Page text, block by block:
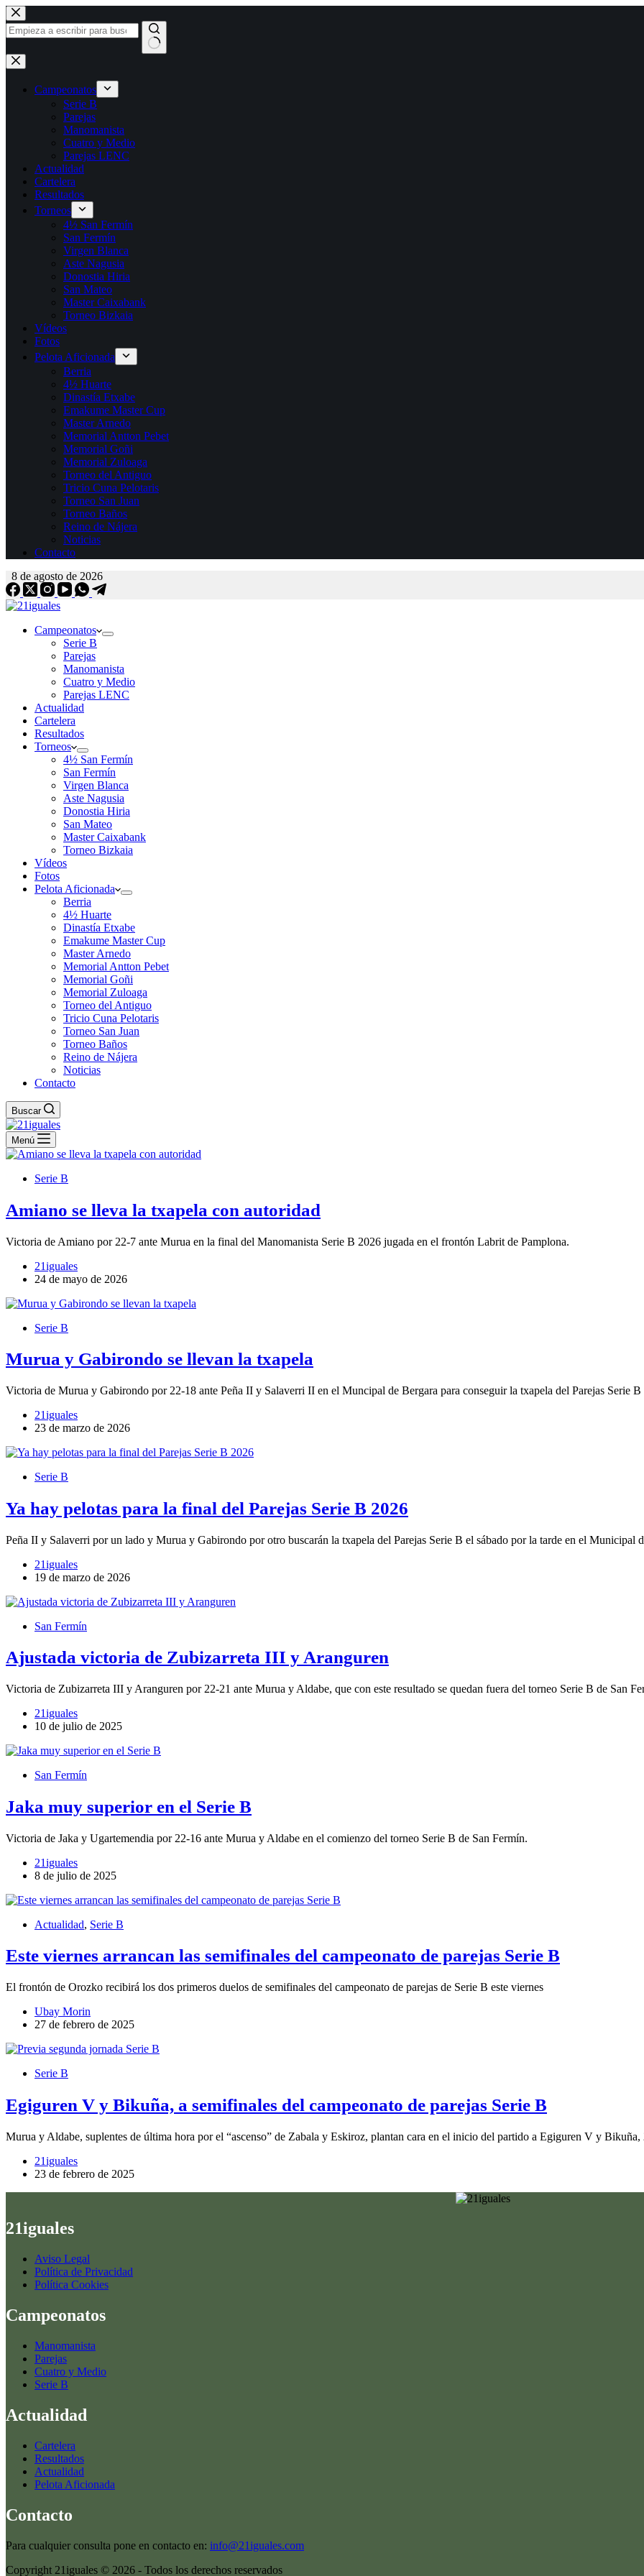
Saltar
al
contenido
Sin
resultados
Campeonatos
Serie B
Parejas
Manomanista
Cuatro y Medio
Parejas LENC
Actualidad
Cartelera
Resultados
Torneos
4½ San Fermín
San Fermín
Virgen Blanca
Aste Nagusia
Donostia Hiria
San Mateo
Master Caixabank
Torneo Bizkaia
Vídeos
Fotos
Pelota Aficionada
Berria
4½ Huarte
Dinastía Etxabe
Emakume Master Cup
Master Arnedo
Memorial Antton Pebet
Memorial Goñi
Memorial Zuloaga
Torneo del Antiguo
Tricio Cuna Pelotaris
Torneo San Juan
Torneo Baños
Reino de Nájera
Noticias
Contacto
8 de agosto de 2026
Campeonatos
Serie B
Parejas
Manomanista
Cuatro y Medio
Parejas LENC
Actualidad
Cartelera
Resultados
Torneos
4½ San Fermín
San Fermín
Virgen Blanca
Aste Nagusia
Donostia Hiria
San Mateo
Master Caixabank
Torneo Bizkaia
Vídeos
Fotos
Pelota Aficionada
Berria
4½ Huarte
Dinastía Etxabe
Emakume Master Cup
Master Arnedo
Memorial Antton Pebet
Memorial Goñi
Memorial Zuloaga
Torneo del Antiguo
Tricio Cuna Pelotaris
Torneo San Juan
Torneo Baños
Reino de Nájera
Noticias
Contacto
Buscar
Menú
Serie B
Amiano se lleva la txapela con autoridad
Victoria de Amiano por 22-7 ante Murua en la final del Manomanista Serie B 2026 jugada en el frontón Labrit de Pamplona.
21iguales
24 de mayo de 2026
Serie B
Murua y Gabirondo se llevan la txapela
Victoria de Murua y Gabirondo por 22-18 ante Peña II y Salaverri II en el Muncipal de Bergara para conseguir la txapela del Parejas Serie B
21iguales
23 de marzo de 2026
Serie B
Ya hay pelotas para la final del Parejas Serie B 2026
Peña II y Salaverri por un lado y Murua y Gabirondo por otro buscarán la txapela del Parejas Serie B el sábado por la tarde en el Municipal
21iguales
19 de marzo de 2026
San Fermín
Ajustada victoria de Zubizarreta III y Aranguren
Victoria de Zubizarreta III y Aranguren por 22-21 ante Murua y Aldabe, que con este resultado se quedan fuera del torneo Serie B de San
21iguales
10 de julio de 2025
San Fermín
Jaka muy superior en el Serie B
Victoria de Jaka y Ugartemendia por 22-16 ante Murua y Aldabe en el comienzo del torneo Serie B de San Fermín.
21iguales
8 de julio de 2025
Actualidad, Serie B
Este viernes arrancan las semifinales del campeonato de parejas Serie B
El frontón de Orozko recibirá los dos primeros duelos de semifinales del campeonato de parejas de Serie B este viernes
Ubay Morin
27 de febrero de 2025
Serie B
Egiguren V y Bikuña, a semifinales del campeonato de parejas Serie B
Murua y Aldabe, suplentes de última hora por el “ascenso” de Zabala y Eskiroz, plantan cara en el inicio del partido a Egiguren V y Bikuña,
21iguales
23 de febrero de 2025
21iguales
Aviso Legal
Política de Privacidad
Política Cookies
Campeonatos
Manomanista
Parejas
Cuatro y Medio
Serie B
Actualidad
Cartelera
Resultados
Actualidad
Pelota Aficionada
Contacto
Para cualquier consulta pone en contacto en: info@21iguales.com
Copyright 21iguales © 2026 - Todos los derechos reservados